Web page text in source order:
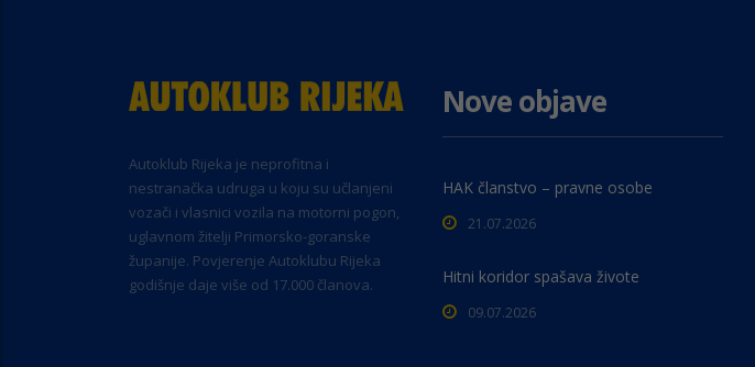
Autoklub Rijeka je neprofitna i
nestranačka udruga u koju su učlanjeni
vozači i vlasnici vozila na motorni pogon,
uglavnom žitelji Primorsko-goranske
županije. Povjerenje Autoklubu Rijeka
godišnje daje više od 17.000 članova.
Nove objave
HAK članstvo – pravne osobe
21.07.2026
Hitni koridor spašava živote
09.07.2026